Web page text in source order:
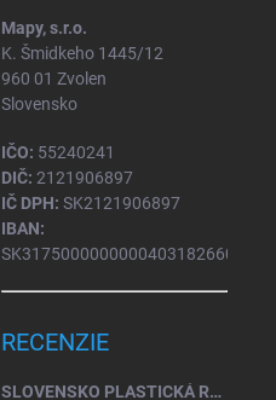
Mapy, s.r.o.
K. Šmidkeho 1445/12
960 01 Zvolen
Slovensko
IČO: 55240241
DIČ: 2121906897
IČ DPH: SK2121906897
IBAN:
SK31750000000004031826604
RECENZIE
SLOVENSKO PLASTICKÁ RELIÉFNA MAPA 1: 450 000